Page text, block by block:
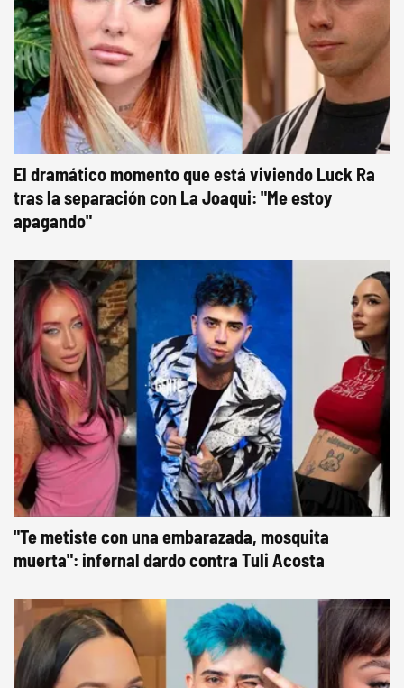
El dramático momento que está viviendo Luck Ra
tras la separación con La Joaqui: "Me estoy
apagando"
"Te metiste con una embarazada, mosquita
muerta": infernal dardo contra Tuli Acosta